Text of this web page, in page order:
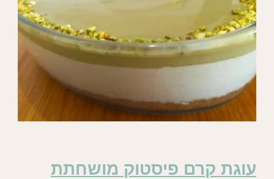
עוגת קרם פיסטוק מושחתת